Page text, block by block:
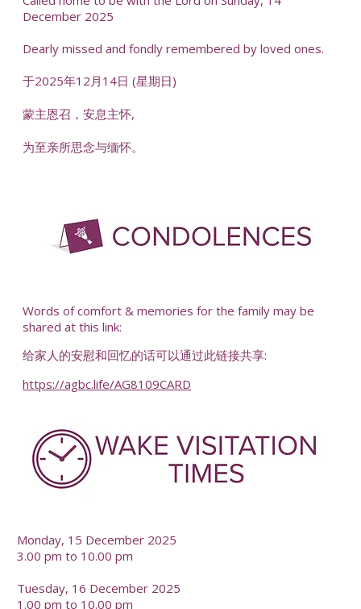
December 2025
Dearly missed and fondly remembered by loved ones.
于2025年12月14日 (星期日)
蒙主恩召，安息主怀,
为至亲所思念与缅怀。
Words of comfort & memories for the family may be
shared at this link:
给家人的安慰和回忆的话可以通过此链接共享:
https://agbc.life/AG8109CARD
Monday, 15 December 2025
3.00 pm to 10.00 pm
Tuesday, 16 December 2025
1.00 pm to 10.00 pm